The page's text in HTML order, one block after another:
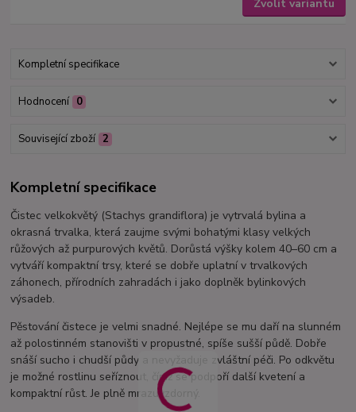
Zvolit variantu
Kompletní specifikace
Hodnocení 0
Související zboží 2
Kompletní specifikace
Čistec velkokvětý (Stachys grandiflora) je vytrvalá bylina a
okrasná trvalka, která zaujme svými bohatými klasy velkých
růžových až purpurových květů. Dorůstá výšky kolem 40–60 cm a
vytváří kompaktní trsy, které se dobře uplatní v trvalkových
záhonech, přírodních zahradách i jako doplněk bylinkových
výsadeb.
Pěstování čistece je velmi snadné. Nejlépe se mu daří na slunném
až polostinném stanovišti v propustné, spíše sušší půdě. Dobře
snáší sucho i chudší půdy a nevyžaduje zvláštní péči. Po odkvětu
je možné rostlinu seříznout, čímž se podpoří další kvetení a
kompaktní růst. Je plně mrazuvzdorný.